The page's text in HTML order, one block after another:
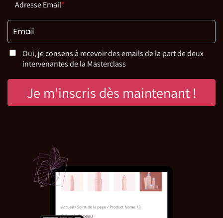
Adresse Email*
Oui, je consens à recevoir des emails de la part de deux
intervenantes de la Masterclass
Je m'inscris dès maintenant !